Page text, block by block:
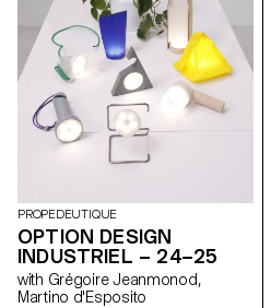
PROPEDEUTIQUE
OPTION DESIGN
INDUSTRIEL – 24–25
with Grégoire Jeanmonod,
Martino d'Esposito